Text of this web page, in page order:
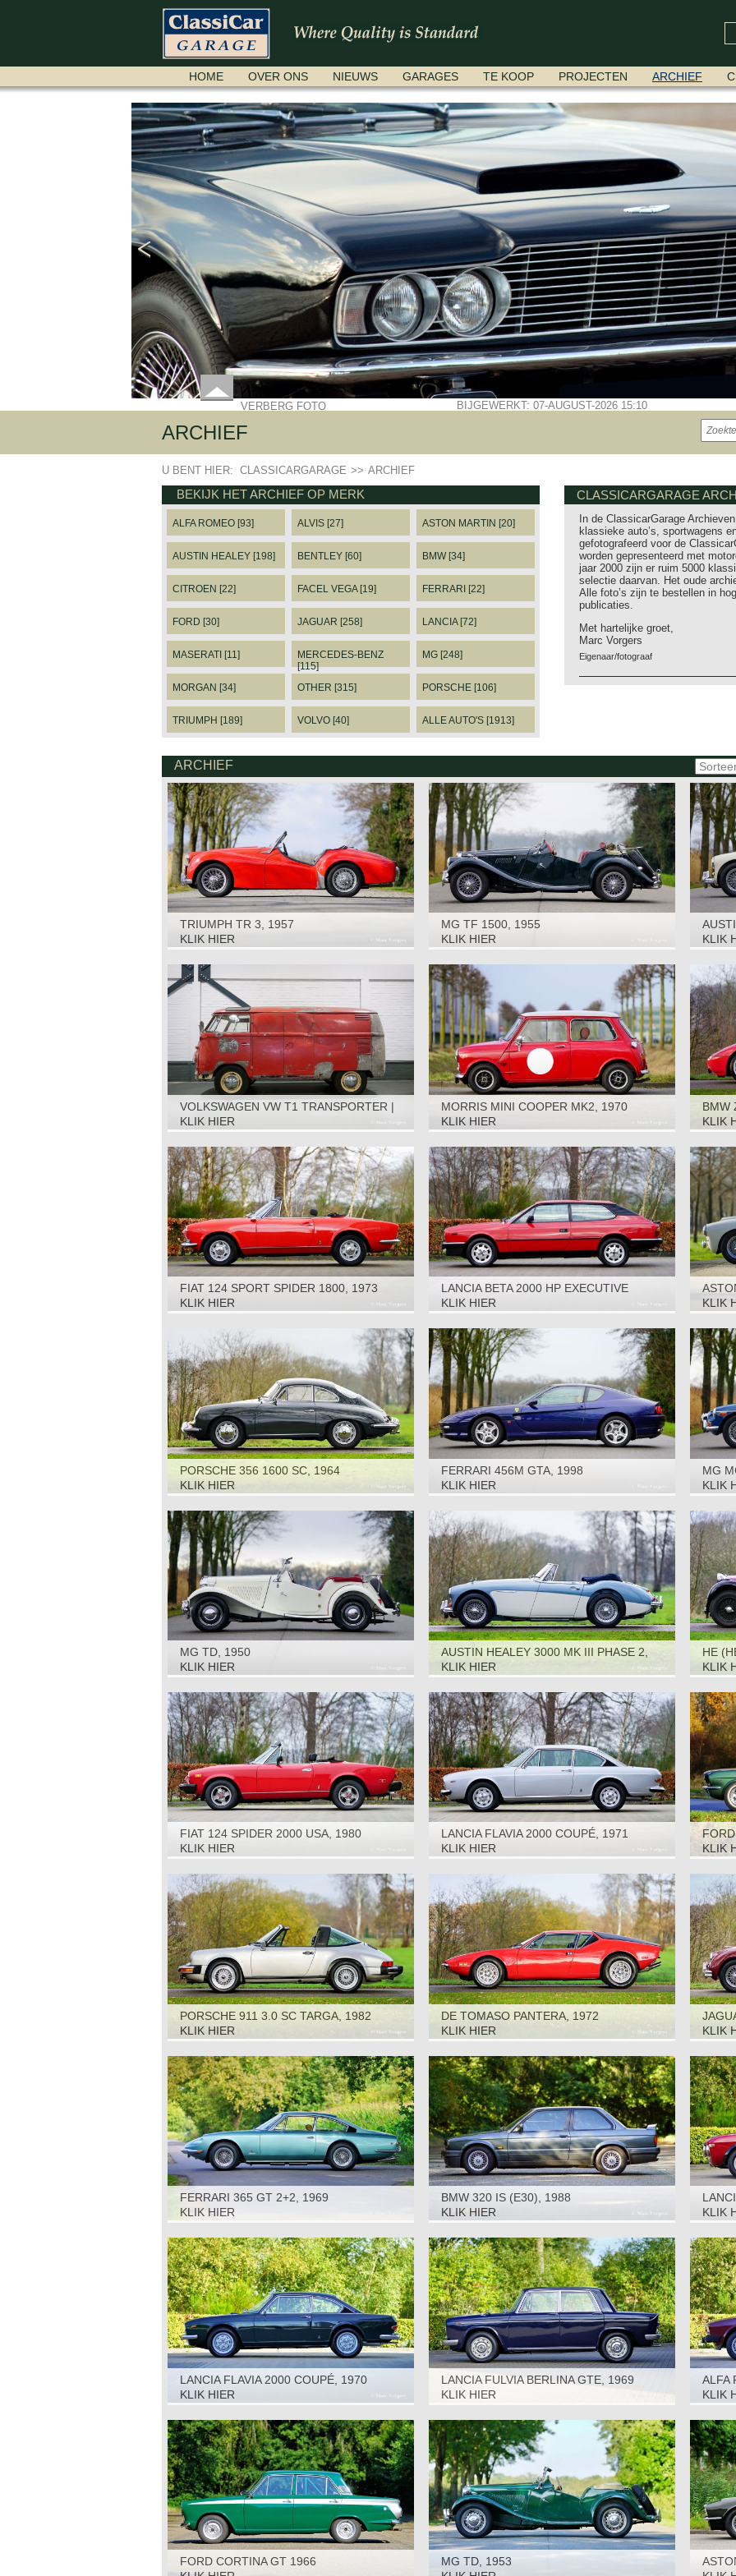
NAVIGATIE
OVERSLAAN
HOME OVER ONS NIEUWS GARAGES TE KOOP PROJECTEN ARCHIEF
VERBERG FOTO BIJGEWERKT: 07-AUGUST-2026 15:10
ARCHIEF
U BENT HIER: CLASSICARGARAGE >> ARCHIEF
BEKIJK HET ARCHIEF OP MERK
ALFA ROMEO [93] ALVIS [27] ASTON MARTIN [20]
AUSTIN HEALEY [198] BENTLEY [60] BMW [34]
CITROEN [22] FACEL VEGA [19] FERRARI [22]
FORD [30] JAGUAR [258] LANCIA [72]
MASERATI [11]
MERCEDES-BENZ
[115]
MG [248]
MORGAN [34] OTHER [315] PORSCHE [106]
TRIUMPH [189] VOLVO [40] ALLE AUTO'S [1913]
CLASSICARGARAGE
In de ClassicarGarage
klassieke auto’s, sportwagens
gefotografeerd voor de
worden gepresenteerd met
jaar 2000 zijn er ruim 5000
selectie daarvan. Het oude
Alle foto’s zijn te bestellen in
publicaties.
Met hartelijke groet,
Marc Vorgers
Eigenaar/fotograaf
ARCHIEF
TRIUMPH TR 3, 1957
KLIK HIER
MG TF 1500, 1955
KLIK HIER
KLIK
VOLKSWAGEN VW T1 TRANSPORTER |
BUS RESTORATION OBJECT, 1961
KLIK HIER
MORRIS MINI COOPER MK2, 1970
KLIK HIER
BMW
KLIK
FIAT 124 SPORT SPIDER 1800, 1973
KLIK HIER
LANCIA BETA 2000 HP EXECUTIVE
VOLUMEX, 1984
KLIK HIER
KLIK
PORSCHE 356 1600 SC, 1964
KLIK HIER
FERRARI 456M GTA, 1998
KLIK HIER
MG
KLIK
MG TD, 1950
KLIK HIER
AUSTIN HEALEY 3000 MK III PHASE 2,
1967
KLIK HIER
HE
V8
KLIK
FIAT 124 SPIDER 2000 USA, 1980
KLIK HIER
LANCIA FLAVIA 2000 COUPÉ, 1971
KLIK HIER
1965
KLIK
PORSCHE 911 3.0 SC TARGA, 1982
KLIK HIER
DE TOMASO PANTERA, 1972
KLIK HIER
KLIK
FERRARI 365 GT 2+2, 1969
KLIK HIER
BMW 320 IS (E30), 1988
KLIK HIER
KLIK
LANCIA FLAVIA 2000 COUPÉ, 1970
KLIK HIER
LANCIA FULVIA BERLINA GTE, 1969
KLIK HIER
ALFA
KLIK
FORD CORTINA GT 1966
MG TD, 1953